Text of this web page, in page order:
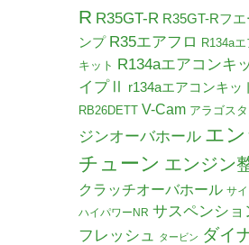
R R35GT-R R35GT-Rフ
ンプ R35エアフロ R134a
キット R134aエアコンキ
イプⅡ
r134aエアコンキッ
RB26DETT V-Cam アラゴスタ
ジンオーバホール エ
チューン エンジン
クラッチオーバホール サ
ハイパワーNR サスペンショ
フレッシュ
タービン ダイ